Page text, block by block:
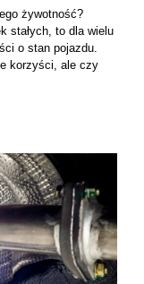
żywotność?
stałych, to dla wielu
o stan pojazdu.
korzyści, ale czy